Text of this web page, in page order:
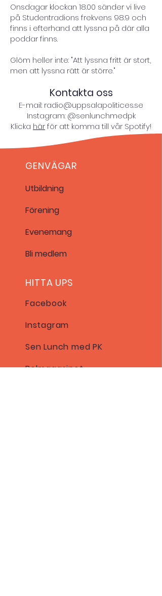
Onsdagar klockan 18.00 sänder vi live
på Studentradions frekvens 98.9 och
finns i efterhand att lyssna på där alla
poddar finns.
Glöm heller inte: "Att lyssna fritt är stort,
men att lyssna rätt är större."
Kontakta oss
E-mail: radio@uppsalapolitices.se
Instagram: @senlunchmedpk
Klicka härför att komma till vår Spotify!
GENVÄGAR
Utbildning
Förening
Evenemang
Blimedlem
HITTA UPS
Facebook
Instagram
Sen Lunch med PK
Polmagasinet